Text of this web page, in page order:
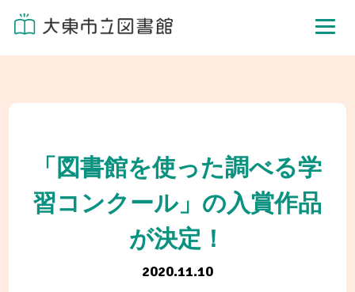
「図書館を使った調べる学
習コンクール」の入賞作品
が決定！
2020.11.10